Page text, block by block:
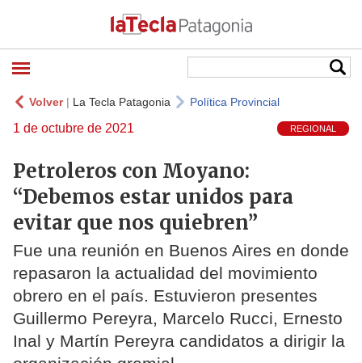
Volver| La Tecla Patagonia Política Provincial
1 de octubre de 2021 REGIONAL
Petroleros con Moyano:
“Debemos estar unidos para
evitar que nos quiebren”
Fue una reunión en Buenos Aires en donde
repasaron la actualidad del movimiento
obrero en el país. Estuvieron presentes
Guillermo Pereyra, Marcelo Rucci, Ernesto
Inal y Martín Pereyra candidatos a dirigir la